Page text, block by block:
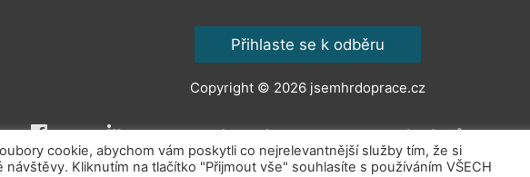
Přihlaste se k odběru
Copyright © 2026 jsemhrdoprace.cz
Obchodní podmínky Ochrana osobních údajů Kontakt
cookie, abychom vám poskytli co nejrelevantnější služby tím, že si
Kliknutím na tlačítko "Přijmout vše" souhlasíte s používáním VŠECH